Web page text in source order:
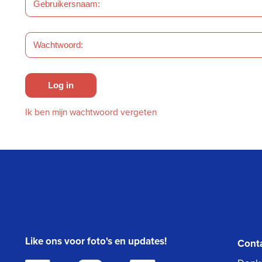
Log in
Ik ben mijn wachtwoord vergeten
Like ons voor foto's en updates!